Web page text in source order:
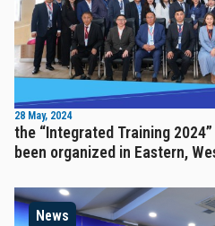
28 May, 2024
the “Integrated Training
been organized in Eastern,
News